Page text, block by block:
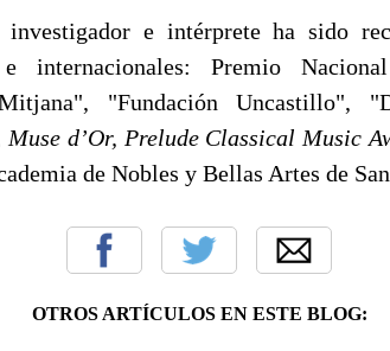
e intérprete ha sido
e internacionales: Premio
"Fundación Uncastillo",
Muse d’Or, Prelude Classical Music
de Nobles y Bellas Artes de
OTROS ARTÍCULOS EN ESTE BLOG: